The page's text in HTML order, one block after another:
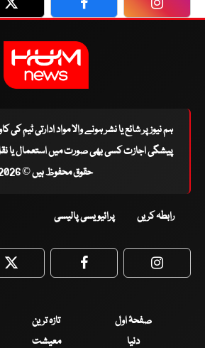
Twitter Facebook
ہم نیوز پر شائع یا نشر ہونے والا مواد ادارتی ٹیم
پیشگی اجازت کسی بھی صورت میں استعمال یا
حقوق محفوظ ہیں © 2026
رابطہ کریں پرائیویسی پالیسی
Twitter Facebook
صفحۂ اول تازہ ترین
دنیا
معیشت